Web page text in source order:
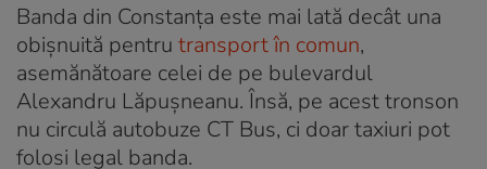
Banda din Constanța este mai lată decât una
obișnuită pentru transport în comun,
asemănătoare celei de pe bulevardul
Alexandru Lăpușneanu. Însă, pe acest tronson
nu circulă autobuze CT Bus, ci doar taxiuri pot
folosi legal banda.